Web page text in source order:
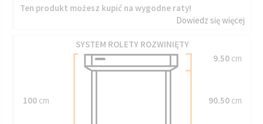
Ten produkt możesz kupić na wygodne raty!
Dowiedz się więcej
SYSTEM ROLETY ROZWINIĘTY
100 cm
9.50cm
90.50cm